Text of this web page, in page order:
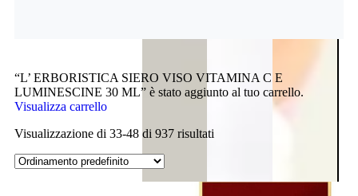
“L’ ERBORISTICA SIERO VISO VITAMINA C E
LUMINESCINE 30 ML” è stato aggiunto al tuo carrello.
Visualizza carrello
Visualizzazione di 33-48 di 937 risultati